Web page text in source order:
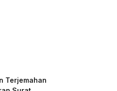
Terjemahan